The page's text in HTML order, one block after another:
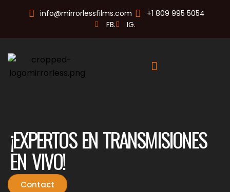
info@mirrorlessfilms.com
+1 809 995 5054
FB.
IG.
¡EXPERTOS EN TRANSMISIONES
EN VIVO!
Contact